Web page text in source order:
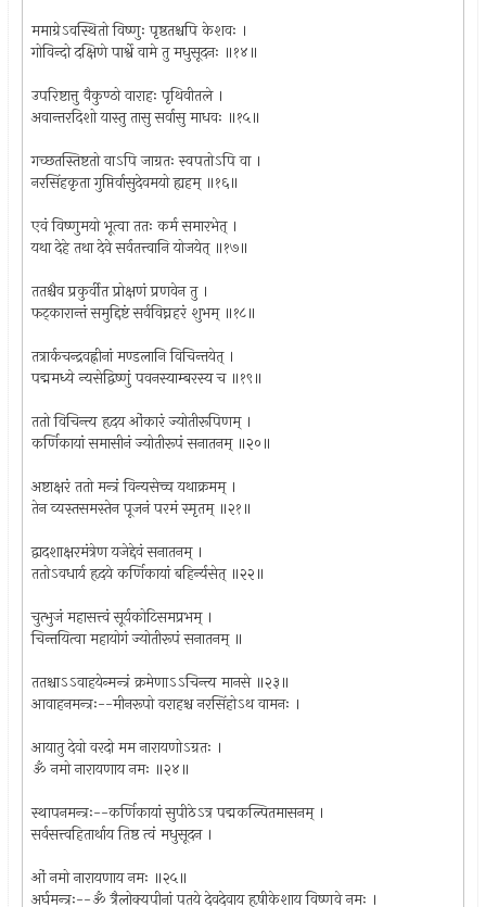
ममाग्रेऽवस्थितो विष्णुः पृष्ठतश्चपि केशवः ।
गोविन्दो दक्षिणे पार्श्वे वामे तु मधुसूदनः ॥१४॥
उपरिष्टात्तु वैकुण्ठो वाराहः पृथिवीतले ।
अवान्तरदिशो यास्तु तासु सर्वासु माधवः ॥१५॥
गच्छतस्तिष्टतो वाऽपि जाग्रतः स्वपतोऽपि वा ।
नरसिंहकृता गुप्तिर्वासुदेवमयो ह्यहम् ॥१६॥
एवं विष्णुमयो भूत्वा ततः कर्म समारभेत् ।
यथा देहे तथा देवे सर्वतत्त्वानि योजयेत् ॥१७॥
ततश्चैव प्रकुर्वीत प्रोक्षणं प्रणवेन तु ।
फट्कारान्तं समुद्दिष्टं सर्वविघ्नहरं शुभम् ॥१८॥
तत्रार्कचन्द्रवह्नीनां मण्डलानि विचिन्तयेत् ।
पद्ममध्ये न्यसेद्विष्णुं पवनस्याम्बरस्य च ॥१९॥
ततो विचिन्त्य हृदय ओंकारं ज्योतीरूपिणम् ।
कर्णिकायां समासीनं ज्योतीरूपं सनातनम् ॥२०॥
अष्टाक्षरं ततो मन्त्रं विन्यसेच्च यथाक्रमम् ।
तेन व्यस्तसमस्तेन पूजनं परमं स्मृतम् ॥२१॥
द्वादशाक्षरमंत्रेण यजेद्देवं सनातनम् ।
ततोऽवधार्य हृदये कर्णिकायां बहिर्न्यसेत् ॥२२॥
चुत्भुजं महासत्त्वं सूर्यकोटिसमप्रभम् ।
चिन्तयित्वा महायोगं ज्योतीरूपं सनातनम् ॥
ततश्चाऽऽवाहयेन्मन्त्रं क्रमेणाऽऽचिन्त्य मानसे ॥२३॥
आवाहनमन्त्रः--मीनरूपो वराहश्च नरसिंहोऽथ वामनः ।
आयातु देवो वरदो मम नारायणोऽग्रतः ।
ॐ नमो नारायणाय नमः ॥२४॥
स्थापनमन्त्रः--कर्णिकायां सुपीठेऽत्र पद्मकल्पितमासनम् ।
सर्वसत्त्वहितार्थाय तिष्ठ त्वं मधुसूदन ।
ओं नमो नारायणाय नमः ॥२५॥
अर्घमन्त्रः--ॐ त्रैलोक्यपीनां पतये देवदेवाय हृषीकेशाय विष्णवे नमः ।